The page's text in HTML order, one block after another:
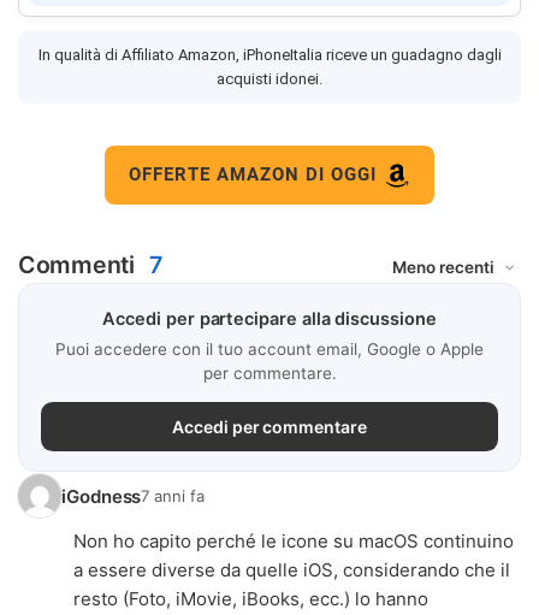
In qualità di Affiliato Amazon, iPhoneItalia riceve un guadagno dagli
acquisti idonei.
OFFERTE AMAZON DI OGGI
Commenti 7
Accedi per partecipare alla discussione
Puoi accedere con il tuo account email, Google o Apple
per commentare.
Accedi per commentare
iGodness7 anni fa
Non ho capito perché le icone su macOS continuino
a essere diverse da quelle iOS, considerando che il
resto (Foto, iMovie, iBooks, ecc.) lo hanno